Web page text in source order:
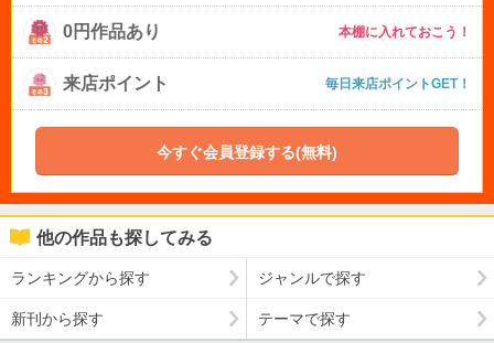
0円作品あり 本棚に入れておこう！
来店ポイント 毎日来店ポイントGET！
今すぐ会員登録する(無料)
他の作品も探してみる
ランキングから探す ジャンルで探す
新刊から探す テーマで探す